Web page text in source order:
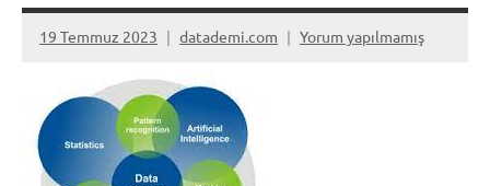
19 Temmuz 2023 datademi.com Yorum yapılmamış